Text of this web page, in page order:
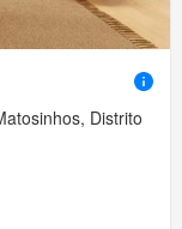
Distrito